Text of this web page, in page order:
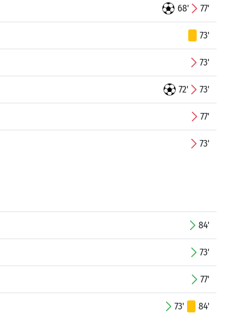
68' 77'
73'
73'
72' 73'
77'
73'
84'
73'
77'
73' 84'